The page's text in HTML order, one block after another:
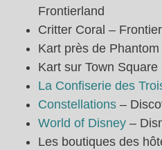
Frontierland
Critter Coral –
Kart près de
Kart sur Town
La Confiserie des
Constellations –
World of Disney –
Les boutiques des